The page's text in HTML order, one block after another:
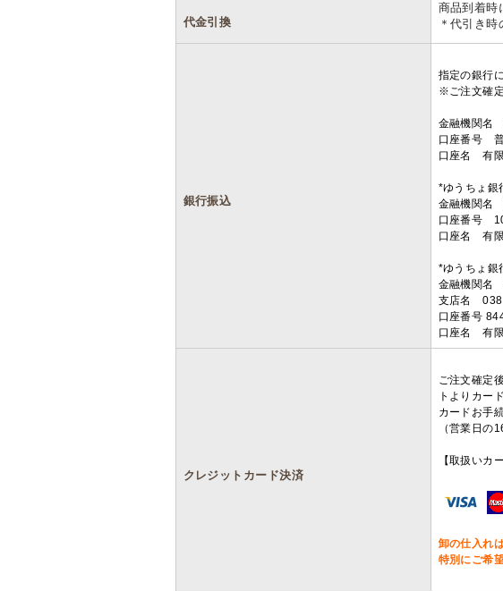
代金引換
商品到着時
＊代引き
銀行振込
指定の銀行
※ご注文確
金融機関
口座番号
口座名 有
*ゆうちょ銀
金融機関名
口座番号
口座名 有
*ゆうちょ銀
金融機関名
支店名 038
口座番号
口座名 有
クレジットカード決済
ご注文確定
トよりカー
カードお手
（営業日の
【取扱いカ
卸の仕入れ
特別にご希